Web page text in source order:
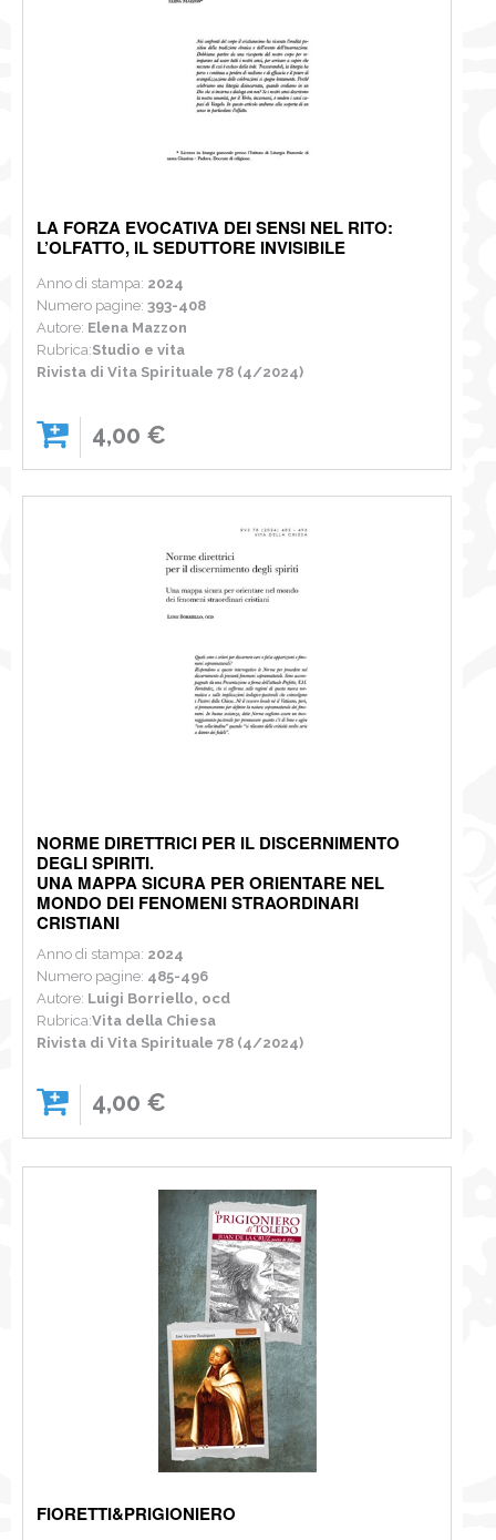
LA FORZA EVOCATIVA DEI SENSI NEL RITO:
L’OLFATTO, IL SEDUTTORE INVISIBILE
Anno di stampa: 2024
Numero pagine:393-408
Autore: Elena Mazzon
Rubrica:Studio e vita
Rivista di Vita Spirituale 78 (4/2024)
4,00 €
NORME DIRETTRICI PER IL DISCERNIMENTO
DEGLI SPIRITI.
UNA MAPPA SICURA PER ORIENTARE NEL
MONDO DEI FENOMENI STRAORDINARI
CRISTIANI
Anno di stampa: 2024
Numero pagine: 485-496
Autore: Luigi Borriello, ocd
Rubrica:Vita della Chiesa
Rivista di Vita Spirituale 78 (4/2024)
4,00 €
FIORETTI&PRIGIONIERO